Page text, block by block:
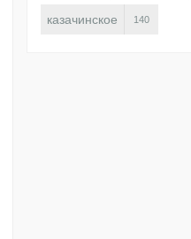
казачинское 140